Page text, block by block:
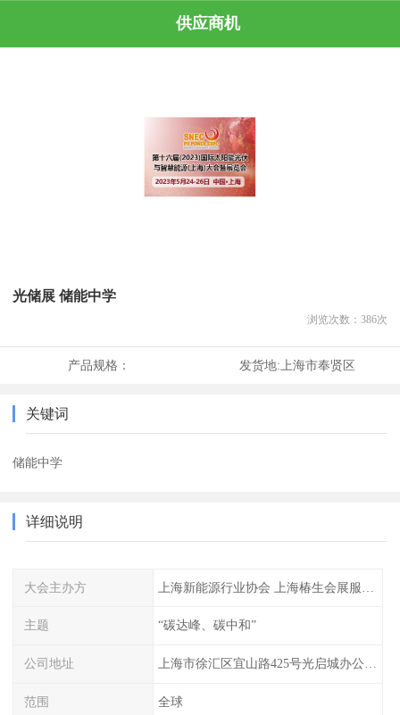
供应商机
光储展 储能中学
浏览次数： 386次
产品规格： 发货地:上海市奉贤区
关键词
储能中学
详细说明
大会主办方
主题 “碳达峰、碳中和”
公司地址 上海市徐汇区宜山路425号光启城办公楼905-907室
范围 全球